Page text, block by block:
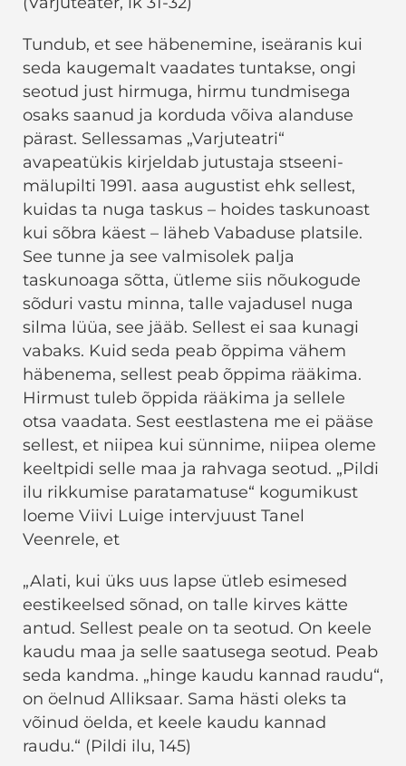
Tundub, et see häbenemine, iseäranis kui
seda kaugemalt vaadates tuntakse, ongi
seotud just hirmuga, hirmu tundmisega
osaks saanud ja korduda võiva alanduse
pärast. Sellessamas „Varjuteatri“
avapeatükis kirjeldab jutustaja stseeni-
mälupilti 1991. aasa augustist ehk sellest,
kuidas ta nuga taskus – hoides taskunoast
kui sõbra käest – läheb Vabaduse platsile.
See tunne ja see valmisolek palja
taskunoaga sõtta, ütleme siis nõukogude
sõduri vastu minna, talle vajadusel nuga
silma lüüa, see jääb. Sellest ei saa kunagi
vabaks. Kuid seda peab õppima vähem
häbenema, sellest peab õppima rääkima.
Hirmust tuleb õppida rääkima ja sellele
otsa vaadata. Sest eestlastena me ei pääse
sellest, et niipea kui sünnime, niipea oleme
keeltpidi selle maa ja rahvaga seotud. „Pildi
ilu rikkumise paratamatuse“ kogumikust
loeme Viivi Luige intervjuust Tanel
Veenrele, et
„Alati, kui üks uus lapse ütleb esimesed
eestikeelsed sõnad, on talle kirves kätte
antud. Sellest peale on ta seotud. On keele
kaudu maa ja selle saatusega seotud. Peab
seda kandma. „hinge kaudu kannad raudu“,
on öelnud Alliksaar. Sama hästi oleks ta
võinud öelda, et keele kaudu kannad
raudu.“ (Pildi ilu, 145)